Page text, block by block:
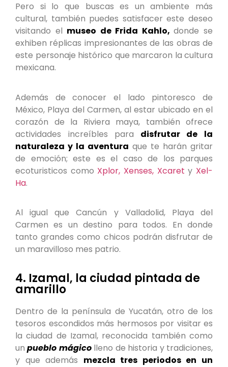
Pero si lo que buscas es un ambiente más
cultural, también puedes satisfacer este deseo
visitando el museo de Frida Kahlo,donde se
exhiben réplicas impresionantes de las obras de
este personaje histórico que marcaron la cultura
mexicana.
Además de conocer el lado pintoresco de
México, Playa del Carmen, al estar ubicado en el
corazón de la Riviera maya, también ofrece
actividades increíbles para disfrutar de la
naturaleza y la aventura que te harán gritar
de emoción; este es el caso de los parques
ecoturisticos como Xplor, Xenses, Xcarety Xel-
Ha.
Al igual que Cancún y Valladolid, Playa del
Carmen es un destino para todos. En donde
tanto grandes como chicos podrán disfrutar de
un maravilloso mes patrio.
4. Izamal, la ciudad pintada de
amarillo
Dentro de la península de Yucatán, otro de los
tesoros escondidos más hermosos por visitar es
la ciudad de Izamal, reconocida también como
unpueblo mágico lleno de historia y tradiciones,
y que además mezcla tres periodos en un